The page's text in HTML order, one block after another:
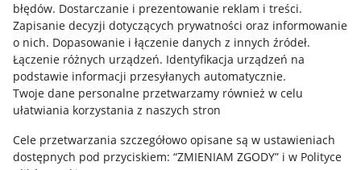
błędów. Dostarczanie i prezentowanie reklam i treści.
Zapisanie decyzji dotyczących prywatności oraz informowanie
o nich. Dopasowanie i łączenie danych z innych źródeł.
Łączenie różnych urządzeń. Identyfikacja urządzeń na
podstawie informacji przesyłanych automatycznie.
Twoje dane personalne przetwarzamy również w celu
ułatwiania korzystania z naszych stron
Cele przetwarzania szczegółowo opisane są w ustawieniach
dostępnych pod przyciskiem: “ZMIENIAM ZGODY” i w Polityce
Informacje prawne
Regulamin
Polityka plików "cookies"
Ustawienia plików "cookies"
Udostępnianie lokalizacji